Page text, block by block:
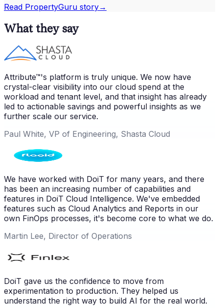
Read PropertyGuru story→
What they say
Attribute™'s platform is truly unique. We now have
crystal-clear visibility into our cloud spend at the
workload and tenant level, and that insight has already
led to actionable savings and powerful insights as we
further scale our service.
Paul White, VP of Engineering, Shasta Cloud
We have worked with DoiT for many years, and there
has been an increasing number of capabilities and
features in DoiT Cloud Intelligence. We've embedded
features such as Cloud Analytics and Reports in our
own FinOps processes, it's become core to what we do.
Martin Lee, Director of Operations
DoiT gave us the confidence to move from
experimentation to production. They helped us
understand the right way to build AI for the real world.